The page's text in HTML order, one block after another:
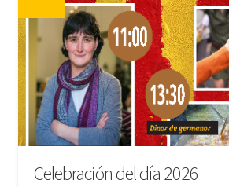
Celebración del día 2026